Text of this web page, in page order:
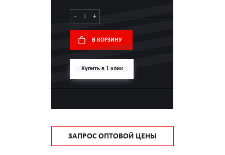
- +
В КОРЗИНУ
Купить в 1 клик
ЗАПРОС ОПТОВОЙ ЦЕНЫ